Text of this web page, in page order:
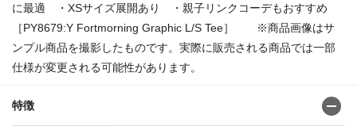
に最適 ・XSサイズ展開あり ・親子リンクコーデもおすすめ
［PY8679:Y Fortmorning Graphic L/S Tee］ ※商品画像はサ
ンプル商品を撮影したものです。実際に販売される商品では一部
仕様が変更される可能性があります。
特徴